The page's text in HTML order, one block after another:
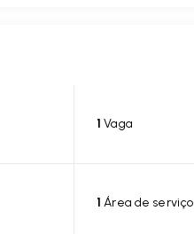
1 Vaga
1 Área de serviço